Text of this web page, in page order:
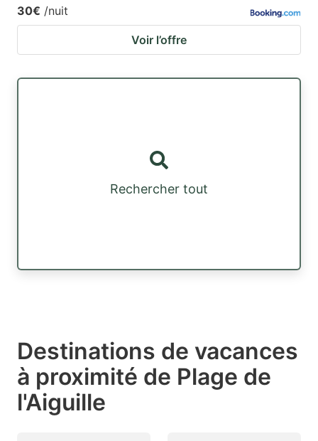
30€ /nuit
Voir l’offre
Rechercher tout
Destinations de vacances
à proximité de Plage de
l'Aiguille